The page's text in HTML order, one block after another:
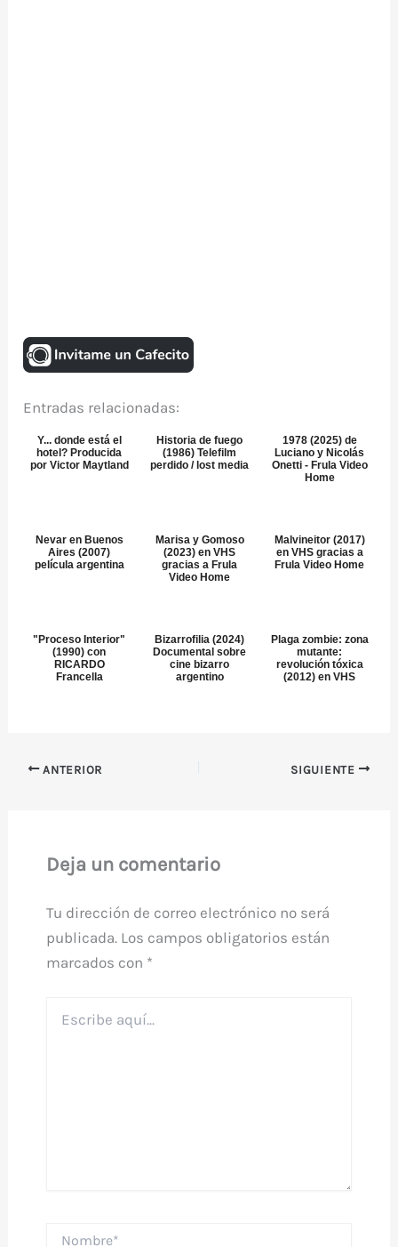
Entradas relacionadas:
Y... donde está el
hotel? Producida
por Victor Maytland
Historia de fuego
(1986) Telefilm
perdido / lost media
1978 (2025) de
Luciano y Nicolás
Onetti - Frula Video
Home
Nevar en Buenos
Aires (2007)
película argentina
Marisa y Gomoso
(2023) en VHS
gracias a Frula
Video Home
Malvineitor (2017)
en VHS gracias a
Frula Video Home
"Proceso Interior"
(1990) con
RICARDO
Francella
Bizarrofilia (2024)
Documental sobre
cine bizarro
argentino
Plaga zombie: zona
mutante:
revolución tóxica
(2012) en VHS
ANTERIOR SIGUIENTE
Deja un comentario
Tu dirección de correo electrónico no será
publicada. Los campos obligatorios están
marcados con *
aquí...